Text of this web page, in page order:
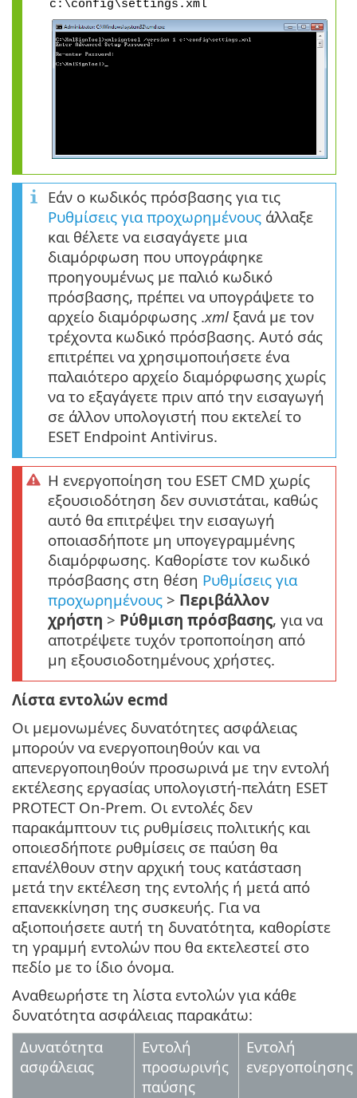
c:\config\settings.xml
Εάν ο κωδικός πρόσβασης για τις
Ρυθμίσεις για προχωρημένους άλλαξε
και θέλετε να εισαγάγετε μια
διαμόρφωση που υπογράφηκε
προηγουμένως με παλιό κωδικό
πρόσβασης, πρέπει να υπογράψετε το
αρχείο διαμόρφωσης .xml ξανά με τον
τρέχοντα κωδικό πρόσβασης. Αυτό σάς
επιτρέπει να χρησιμοποιήσετε ένα
παλαιότερο αρχείο διαμόρφωσης χωρίς
να το εξαγάγετε πριν από την εισαγωγή
σε άλλον υπολογιστή που εκτελεί το
ESET Endpoint Antivirus.
Η ενεργοποίηση του ESET CMD χωρίς
εξουσιοδότηση δεν συνιστάται, καθώς
αυτό θα επιτρέψει την εισαγωγή
οποιασδήποτε μη υπογεγραμμένης
διαμόρφωσης. Καθορίστε τον κωδικό
πρόσβασης στη θέση Ρυθμίσεις για
προχωρημένους > Περιβάλλον
χρήστη > Ρύθμιση πρόσβασης, για να
αποτρέψετε τυχόν τροποποίηση από
μη εξουσιοδοτημένους χρήστες.
Λίστα εντολών ecmd
Οι μεμονωμένες δυνατότητες ασφάλειας
μπορούν να ενεργοποιηθούν και να
απενεργοποιηθούν προσωρινά με την εντολή
εκτέλεσης εργασίας υπολογιστή-πελάτη ESET
PROTECT On-Prem. Οι εντολές δεν
παρακάμπτουν τις ρυθμίσεις πολιτικής και
οποιεσδήποτε ρυθμίσεις σε παύση θα
επανέλθουν στην αρχική τους κατάσταση
μετά την εκτέλεση της εντολής ή μετά από
επανεκκίνηση της συσκευής. Για να
αξιοποιήσετε αυτή τη δυνατότητα, καθορίστε
τη γραμμή εντολών που θα εκτελεστεί στο
πεδίο με το ίδιο όνομα.
Αναθεωρήστε τη λίστα εντολών για κάθε
δυνατότητα ασφάλειας παρακάτω:
Δυνατότητα
ασφάλειας
Εντολή
προσωρινής
παύσης
Εντολή
ενεργοποίησης